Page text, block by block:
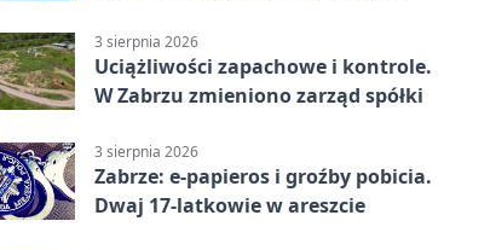
3 sierpnia 2026
Uciążliwości zapachowe i kontrole.
W Zabrzu zmieniono zarząd spółki
3 sierpnia 2026
Zabrze: e-papieros i groźby pobicia.
Dwaj 17-latkowie w areszcie